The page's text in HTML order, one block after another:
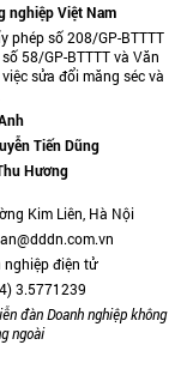
nghiệp Việt Nam
phép số 208/GP-BTTTT
58/GP-BTTTT và Văn
sửa đổi măng séc và
Tiến Dũng
Hương
Kim Liên, Hà Nội
nghiệp điện tử
3.5771239
đàn Doanh nghiệp không
ngoài